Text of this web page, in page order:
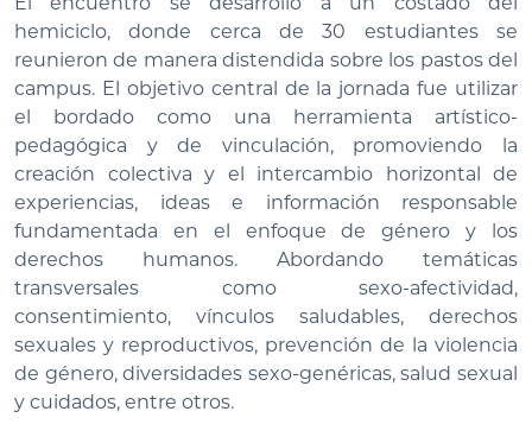
hemiciclo, donde cerca de 30 estudiantes se
reunieron de manera distendida sobre los pastos del
campus. El objetivo central de la jornada fue utilizar
el bordado como una herramienta artístico-
pedagógica y de vinculación, promoviendo la
creación colectiva y el intercambio horizontal de
experiencias, ideas e información responsable
fundamentada en el enfoque de género y los
derechos humanos. Abordando temáticas
transversales como sexo-afectividad,
consentimiento, vínculos saludables, derechos
sexuales y reproductivos, prevención de la violencia
de género, diversidades sexo-genéricas, salud sexual
y cuidados, entre otros.